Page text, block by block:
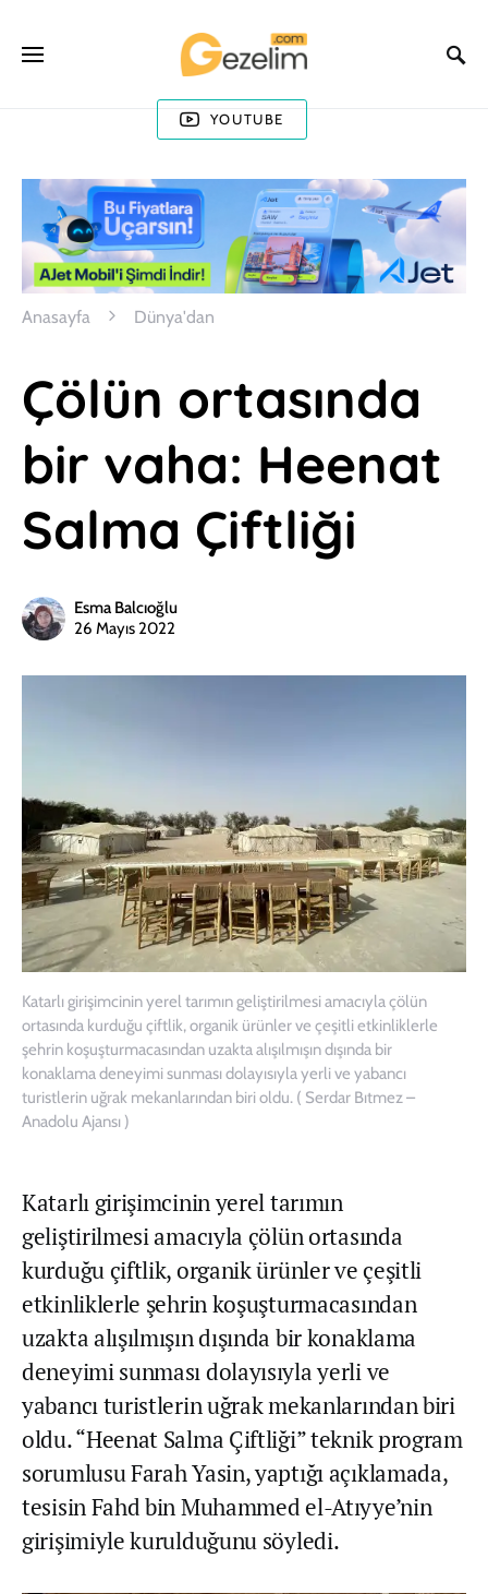
YOUTUBE
Anasayfa Dünya'dan
Katarlı girişimcinin yerel tarımın geliştirilmesi amacıyla çölün
ortasında kurduğu çiftlik, organik ürünler ve çeşitli etkinliklerle
şehrin koşuşturmacasından uzakta alışılmışın dışında bir
konaklama deneyimi sunması dolayısıyla yerli ve yabancı
turistlerin uğrak mekanlarından biri oldu. ( Serdar Bıtmez –
Anadolu Ajansı )
Çölün ortasında
bir vaha: Heenat
Salma Çiftliği
Esma Balcıoğlu
26 Mayıs 2022
Katarlı girişimcinin yerel tarımın
geliştirilmesi amacıyla çölün ortasında
kurduğu çiftlik, organik ürünler ve çeşitli
etkinliklerle şehrin koşuşturmacasından
uzakta alışılmışın dışında bir konaklama
deneyimi sunması dolayısıyla yerli ve
yabancı turistlerin uğrak mekanlarından biri
oldu. “Heenat Salma Çiftliği” teknik program
sorumlusu Farah Yasin, yaptığı açıklamada,
tesisin Fahd bin Muhammed el-Atıyye’nin
girişimiyle kurulduğunu söyledi.